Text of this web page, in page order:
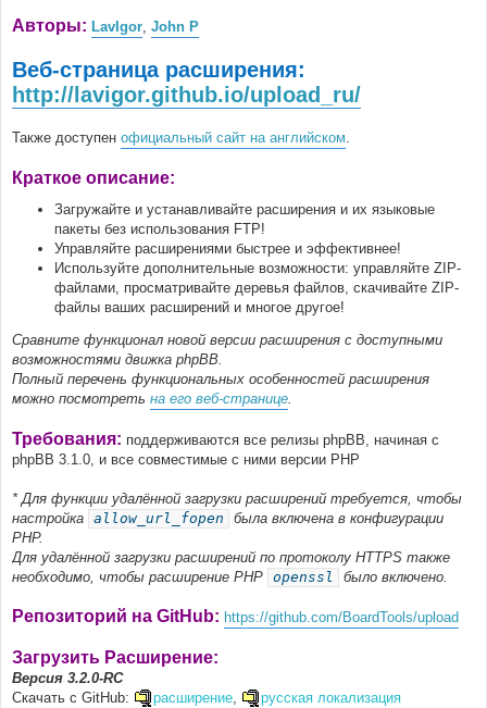
Авторы: LavIgor, John P
Веб-страница расширения:
http://lavigor.github.io/upload_ru/
Также доступен официальный сайт на английском.
Краткое описание:
Загружайте и устанавливайте расширения и их языковые
пакеты без использования FTP!
Управляйте расширениями быстрее и эффективнее!
Используйте дополнительные возможности: управляйте ZIP-
файлами, просматривайте деревья файлов, скачивайте ZIP-
файлы ваших расширений и многое другое!
Сравните функционал новой версии расширения с доступными
возможностями движка phpBB.
Полный перечень функциональных особенностей расширения
можно посмотреть на его веб-странице.
Требования: поддерживаются все релизы phpBB, начиная с
phpBB 3.1.0, и все совместимые с ними версии PHP
* Для функции удалённой загрузки расширений требуется, чтобы
настройка allow_url_fopen
была включена в конфигурации
PHP.
Для удалённой загрузки расширений по протоколу HTTPS также
необходимо, чтобы расширение PHP openssl было включено.
Репозиторий на GitHub: https://github.com/BoardTools/upload
Загрузить Расширение:
Версия 3.2.0-RC
Скачать с GitHub:
расширение,
русская локализация